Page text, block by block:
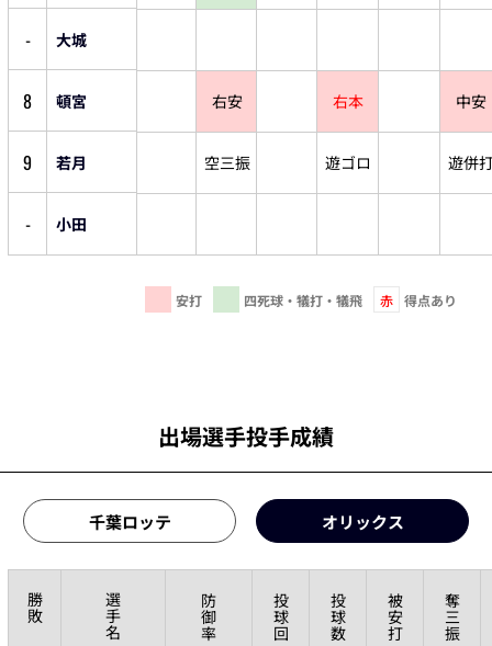
- 大城
8 頓宮 右安 右本 中安
9 若月 空三振 遊ゴロ 遊併
- 小田
安打 四死球・犠打・犠飛 赤 得点あり
出場選手投手成績
千葉ロッテ オリックス
勝
敗
選
手
名
防
御
率
投
球
回
投
球
数
被
安
打
奪
三
振